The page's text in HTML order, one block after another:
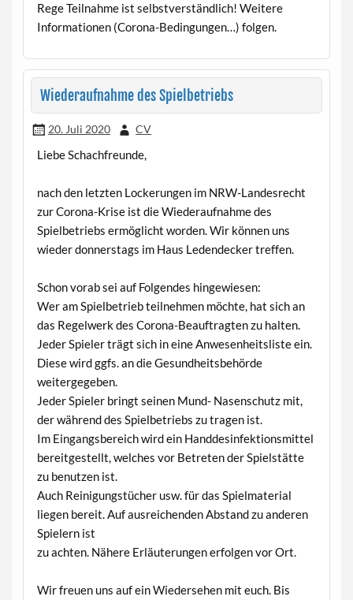
Rege Teilnahme ist selbstverständlich! Weitere
Informationen (Corona-Bedingungen…) folgen.
Wiederaufnahme des Spielbetriebs
20. Juli 2020 CV
Liebe Schachfreunde,
nach den letzten Lockerungen im NRW-Landesrecht
zur Corona-Krise ist die Wiederaufnahme des
Spielbetriebs ermöglicht worden. Wir können uns
wieder donnerstags im Haus Ledendecker treffen.
Schon vorab sei auf Folgendes hingewiesen:
Wer am Spielbetrieb teilnehmen möchte, hat sich an
das Regelwerk des Corona-Beauftragten zu halten.
Jeder Spieler trägt sich in eine Anwesenheitsliste ein.
Diese wird ggfs. an die Gesundheitsbehörde
weitergegeben.
Jeder Spieler bringt seinen Mund- Nasenschutz mit,
der während des Spielbetriebs zu tragen ist.
Im Eingangsbereich wird ein Handdesinfektionsmittel
bereitgestellt, welches vor Betreten der Spielstätte
zu benutzen ist.
Auch Reinigungstücher usw. für das Spielmaterial
liegen bereit. Auf ausreichenden Abstand zu anderen
Spielern ist
zu achten. Nähere Erläuterungen erfolgen vor Ort.
Wir freuen uns auf ein Wiedersehen mit euch. Bis